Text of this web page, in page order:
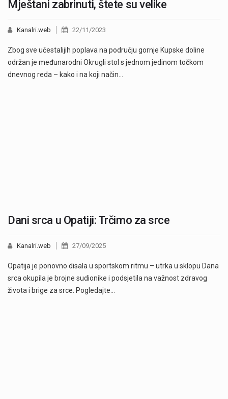
Mještani zabrinuti, štete su velike
Kanalri.web 22/11/2023
Zbog sve učestalijih poplava na području gornje Kupske doline
održan je međunarodni Okrugli stol s jednom jedinom točkom
dnevnog reda – kako i na koji način…
Dani srca u Opatiji: Trčimo za srce
Kanalri.web 27/09/2025
Opatija je ponovno disala u sportskom ritmu – utrka u sklopu Dana
srca okupila je brojne sudionike i podsjetila na važnost zdravog
života i brige za srce. Pogledajte…